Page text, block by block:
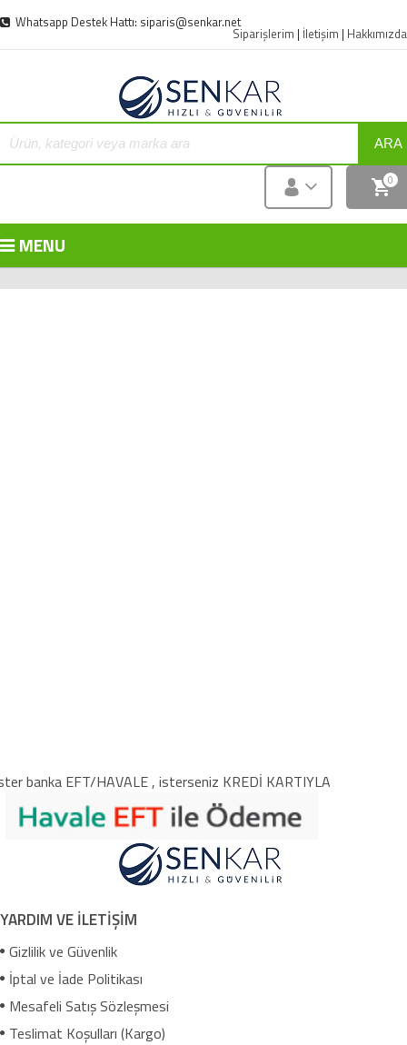
Whatsapp Destek Hattı: siparis@senkar.net
Siparişlerim | İletişim | Hakkımızda
ARA
0
MENU
banka EFT/HAVALE , isterseniz KREDİ KARTIYLA
YARDIM VE İLETİŞİM
Gizlilik ve Güvenlik
İptal ve İade Politikası
Mesafeli Satış Sözleşmesi
Teslimat Koşulları (Kargo)